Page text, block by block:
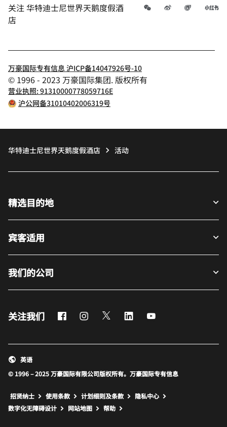
关注 华特迪士尼世界天鹅度假酒
店
微信 微博 飞猪
万豪国际专有信息 沪ICP备14047926号-10
© 1996 - 2023 万豪国际集团. 版权所有
营业执照: 91310000778059716E
沪公网备31010402006319号
华特迪士尼世界天鹅度假酒店 活动
精选目的地
宾客适用
我们的公司
关注我们 FacebookInstagram
Twitter LinkedIn
© 1996 – 2025 万豪国际有限公司版权所有。万豪国际专有信息
英语
招贤纳士 使用条款 计划细则及条款
隐私中心
数字化无障碍设计
网站地图 打开新窗口
帮助